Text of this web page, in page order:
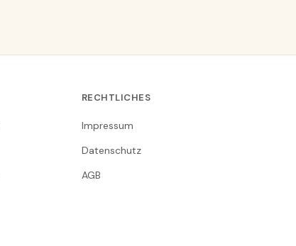
RECHTLICHES
Impressum
Datenschutz
AGB